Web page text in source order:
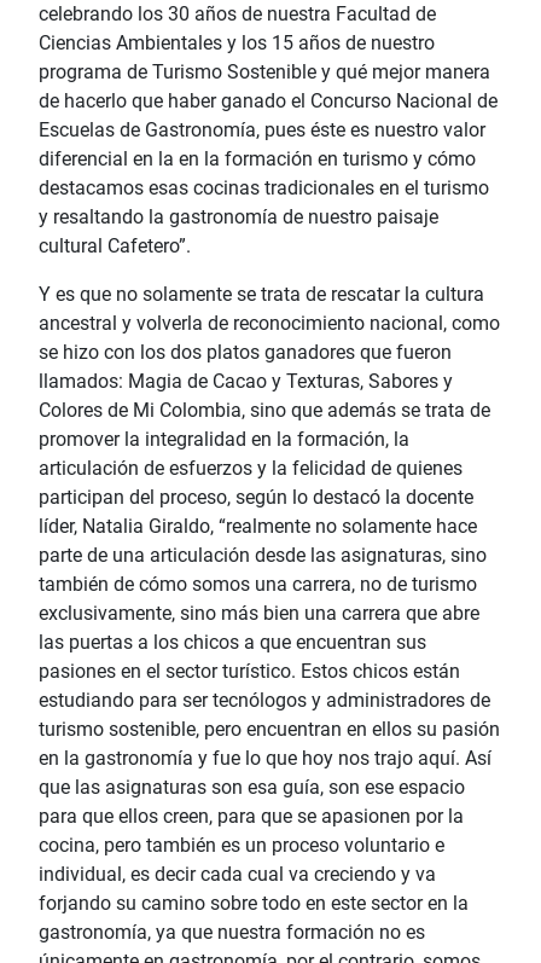
celebrando los 30 años de nuestra Facultad de
Ciencias Ambientales y los 15 años de nuestro
programa de Turismo Sostenible y qué mejor manera
de hacerlo que haber ganado el Concurso Nacional de
Escuelas de Gastronomía, pues éste es nuestro valor
diferencial en la en la formación en turismo y cómo
destacamos esas cocinas tradicionales en el turismo
y resaltando la gastronomía de nuestro paisaje
cultural Cafetero”.
Y es que no solamente se trata de rescatar la cultura
ancestral y volverla de reconocimiento nacional, como
se hizo con los dos platos ganadores que fueron
llamados: Magia de Cacao y Texturas, Sabores y
Colores de Mi Colombia, sino que además se trata de
promover la integralidad en la formación, la
articulación de esfuerzos y la felicidad de quienes
participan del proceso, según lo destacó la docente
líder, Natalia Giraldo, “realmente no solamente hace
parte de una articulación desde las asignaturas, sino
también de cómo somos una carrera, no de turismo
exclusivamente, sino más bien una carrera que abre
las puertas a los chicos a que encuentran sus
pasiones en el sector turístico. Estos chicos están
estudiando para ser tecnólogos y administradores de
turismo sostenible, pero encuentran en ellos su pasión
en la gastronomía y fue lo que hoy nos trajo aquí. Así
que las asignaturas son esa guía, son ese espacio
para que ellos creen, para que se apasionen por la
cocina, pero también es un proceso voluntario e
individual, es decir cada cual va creciendo y va
forjando su camino sobre todo en este sector en la
gastronomía, ya que nuestra formación no es